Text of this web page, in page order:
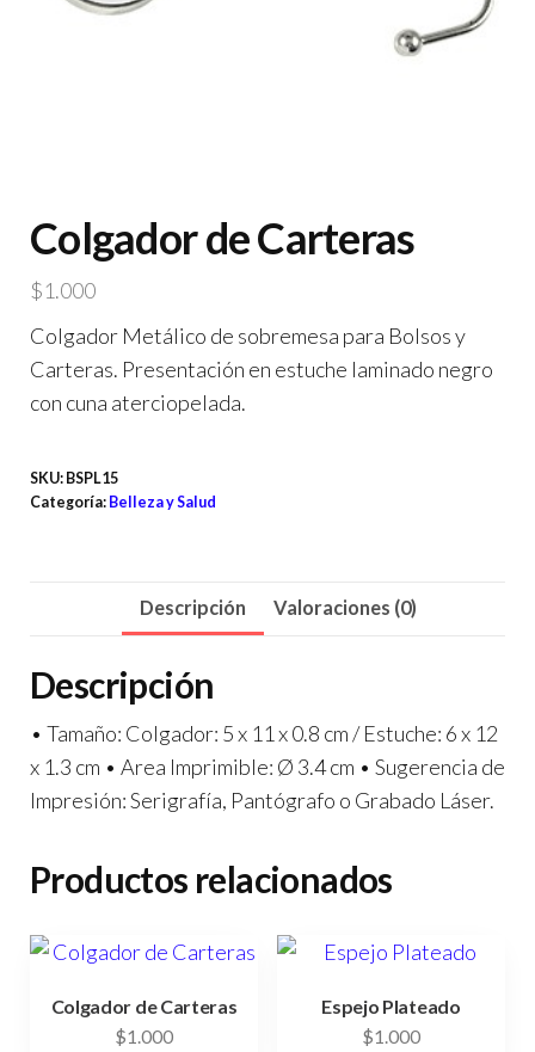
Colgador de Carteras
$1.000
Colgador Metálico de sobremesa para Bolsos y
Carteras. Presentación en estuche laminado negro
con cuna aterciopelada.
SKU: BSPL15
Categoría: Belleza y Salud
Descripción Valoraciones (0)
Descripción
• Tamaño: Colgador: 5 x 11 x 0.8 cm / Estuche: 6 x 12
x 1.3 cm • Area Imprimible: Ø 3.4 cm • Sugerencia de
Impresión: Serigrafía, Pantógrafo o Grabado Láser.
Productos relacionados
Colgador de Carteras
$1.000
Espejo Plateado
$1.000